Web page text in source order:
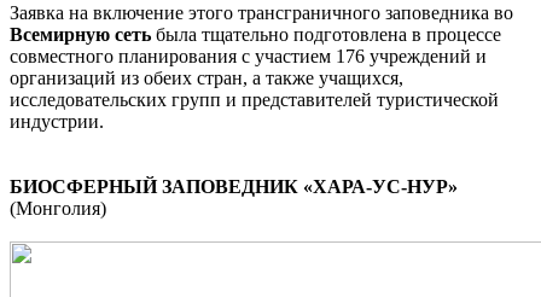
Заявка на включение этого трансграничного заповедника во
Всемирную сеть была тщательно подготовлена в процессе
совместного планирования с участием 176 учреждений и
организаций из обеих стран, а также учащихся,
исследовательских групп и представителей туристической
индустрии.
БИОСФЕРНЫЙ ЗАПОВЕДНИК «ХАРА-УС-НУР»
(Монголия)